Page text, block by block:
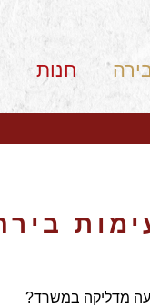
חנות
מדליקה במשרד?